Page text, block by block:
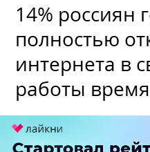
14% россиян
полностью
интернета в
работы время